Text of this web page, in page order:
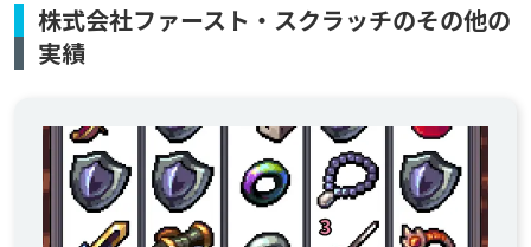
株式会社ファースト・スクラッチのその他の
実績